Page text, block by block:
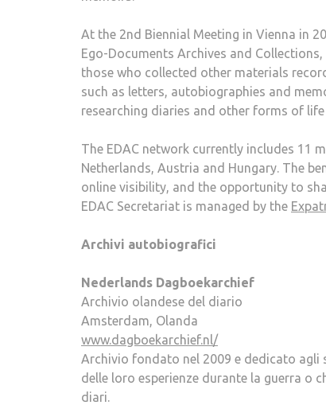
At the 2nd Biennial Meeting in Vienna in
Ego-Documents Archives and
those who collected other materials
such as letters, autobiographies and
researching diaries and other forms of
The EDAC network currently includes 11
Netherlands, Austria and Hungary. The
online visibility, and the opportunity to
EDAC Secretariat is managed by the
Archivi autobiografici
Nederlands Dagboekarchief
Archivio olandese del diario
Amsterdam, Olanda
www.dagboekarchief.nl/
Archivio fondato nel 2009 e dedicato agli
delle loro esperienze durante la guerra o
diari.